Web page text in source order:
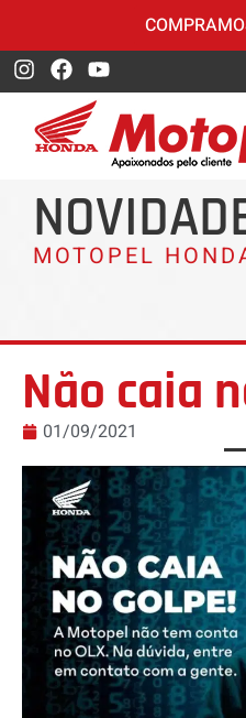
MOTOPEL
Não caia
01/09/2021